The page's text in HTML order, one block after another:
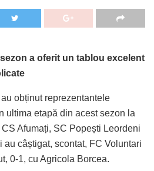
a oferit un tablou excelent
obținut reprezentantele
ultima etapă din acest sezon la
Afumați, SC Popești Leordeni
câștigat, scontat, FC Voluntari
0-1, cu Agricola Borcea.